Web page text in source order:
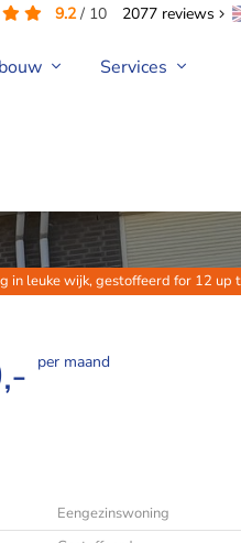
9.2/ 10 2077 reviews
Services
in leuke wijk, gestoffeerd for 12 up
per maand
Eengezinswoning